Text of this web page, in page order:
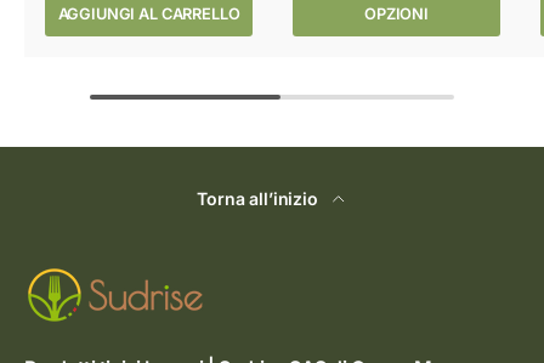
AGGIUNGI AL CARRELLO OPZIONI
Torna all’inizio